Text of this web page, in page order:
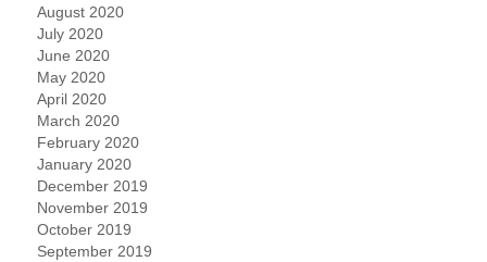
August 2020
July 2020
June 2020
May 2020
April 2020
March 2020
February 2020
January 2020
December 2019
November 2019
October 2019
September 2019